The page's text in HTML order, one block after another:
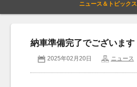
会社概要
アクセス
ニュース＆トピックス
納車準備完了でございます
2025年02月20日 ニュース